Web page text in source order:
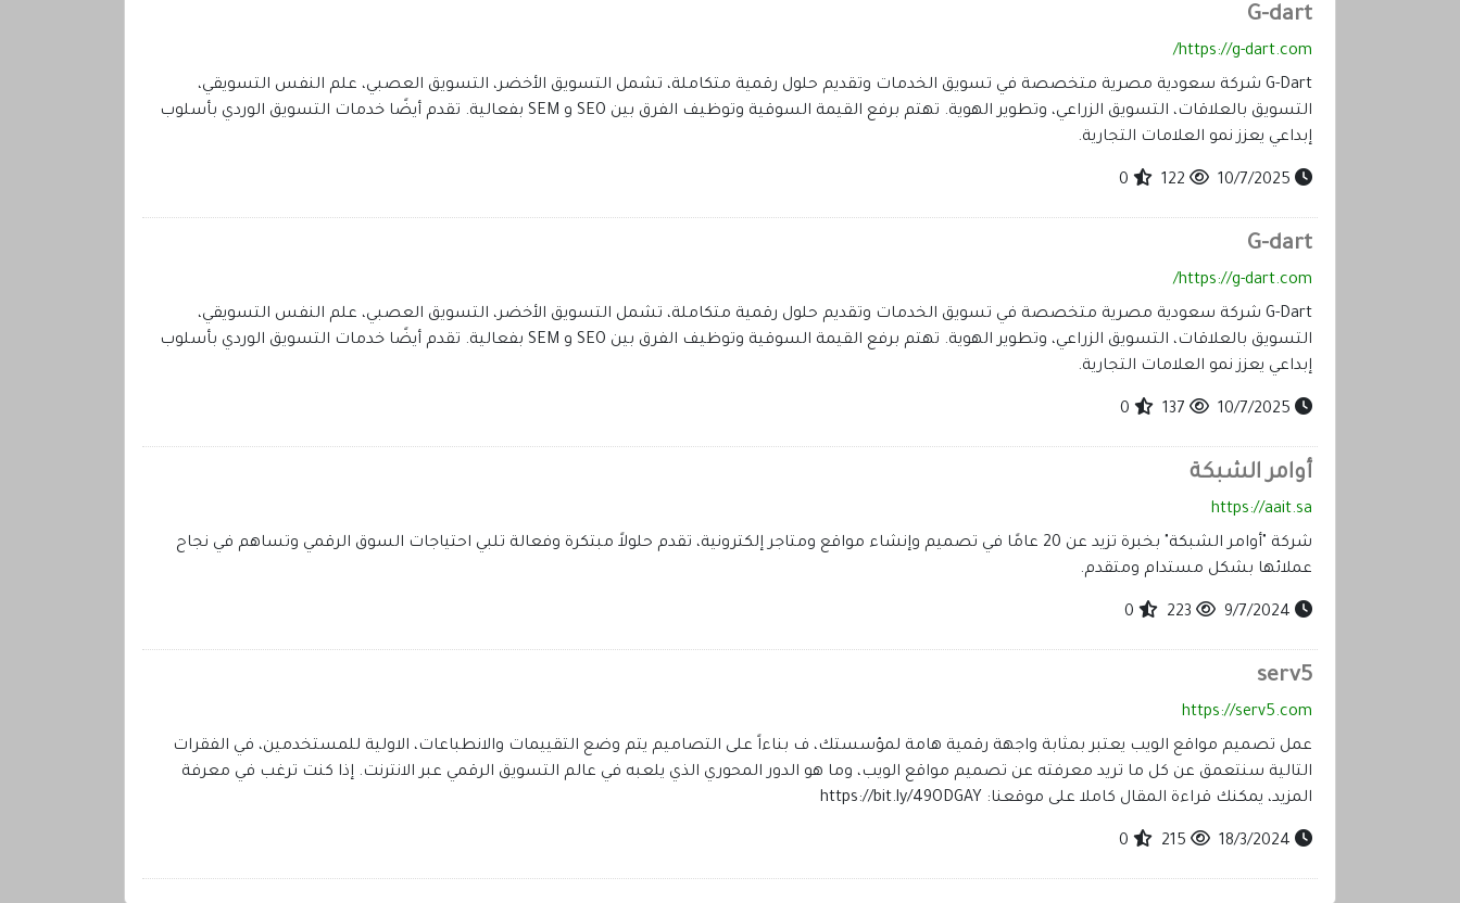
G-dart
https://g-dart.com/
G-Dart شركة سعودية مصرية متخصصة في تسويق الخدمات وتقديم حلول رقمية متكاملة، تشمل التسويق الأخضر، التسويق العصبي، علم النفس التسويقي،
التسويق بالعلاقات، التسويق الزراعي، وتطوير الهوية. تهتم برفع القيمة السوقية وتوظيف الفرق بين SEO و SEM بفعالية. تقدم أيضًا خدمات التسويق الوردي بأسلوب
إبداعي يعزز نمو العلامات التجارية.
G-dart
https://g-dart.com/
G-Dart شركة سعودية مصرية متخصصة في تسويق الخدمات وتقديم حلول رقمية متكاملة، تشمل التسويق الأخضر، التسويق العصبي، علم النفس التسويقي،
التسويق بالعلاقات، التسويق الزراعي، وتطوير الهوية. تهتم برفع القيمة السوقية وتوظيف الفرق بين SEO و SEM بفعالية. تقدم أيضًا خدمات التسويق الوردي بأسلوب
إبداعي يعزز نمو العلامات التجارية.
أوامر الشبكة
https://aait.sa
شركة "أوامر الشبكة" بخبرة تزيد عن 20 عامًا في تصميم وإنشاء مواقع ومتاجر إلكترونية، تقدم حلولاً مبتكرة وفعالة تلبي احتياجات السوق الرقمي وتساهم في نجاح
عملائها بشكل مستدام ومتقدم.
serv5
https://serv5.com
عمل تصميم مواقع الويب يعتبر بمثابة واجهة رقمية هامة لمؤسستك، ف بناءاً على التصاميم يتم وضع التقييمات والانطباعات، الاولية للمستخدمين، في الفقرات
التالية سنتعمق عن كل ما تريد معرفته عن تصميم مواقع الويب، وما هو الدور المحوري الذي يلعبه في عالم التسويق الرقمي عبر الانترنت. إذا كنت ترغب في معرفة
المزيد، يمكنك قراءة المقال كاملا على موقعنا: https://bit.ly/49ODGAY